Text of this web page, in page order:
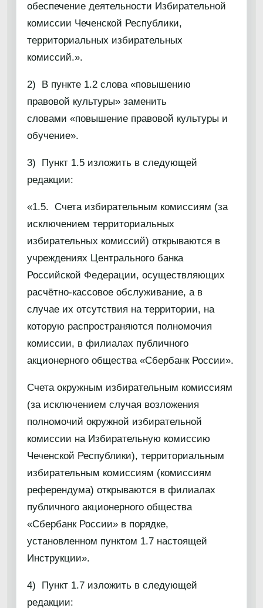
обеспечение деятельности Избирательной
комиссии Чеченской Республики,
территориальных избирательных
комиссий.».
2) В пункте 1.2 слова «повышению
правовой культуры» заменить
словами «повышение правовой культуры и
обучение».
3) Пункт 1.5 изложить в следующей
редакции:
«1.5. Счета избирательным комиссиям (за
исключением территориальных
избирательных комиссий) открываются в
учреждениях Центрального банка
Российской Федерации, осуществляющих
расчётно-кассовое обслуживание, а в
случае их отсутствия на территории, на
которую распространяются полномочия
комиссии, в филиалах публичного
акционерного общества «Сбербанк России».
Счета окружным избирательным комиссиям
(за исключением случая возложения
полномочий окружной избирательной
комиссии на Избирательную комиссию
Чеченской Республики), территориальным
избирательным комиссиям (комиссиям
референдума) открываются в филиалах
публичного акционерного общества
«Сбербанк России» в порядке,
установленном пунктом 1.7 настоящей
Инструкции».
4) Пункт 1.7 изложить в следующей
редакции: